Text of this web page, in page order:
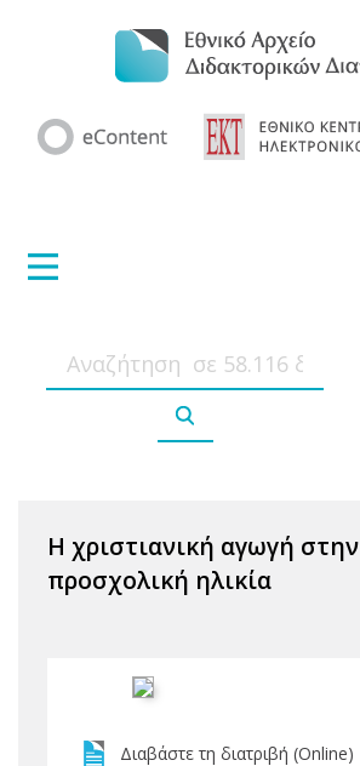
Η χριστιανική αγωγή στην
προσχολική ηλικία
Διαβάστε τη διατριβή (Online)